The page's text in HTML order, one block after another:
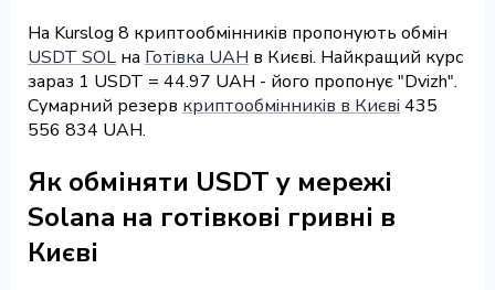
На Kurslog 8 криптообмінників пропонують обмін
USDT SOL на Готівка UAH в Києві. Найкращий курс
зараз 1 USDT = 44.97 UAH - його пропонує "Dvizh".
Сумарний резерв криптообмінників в Києві 435
556 834 UAH.
Як обміняти USDT у мережі
Solana на готівкові гривні в
Києві